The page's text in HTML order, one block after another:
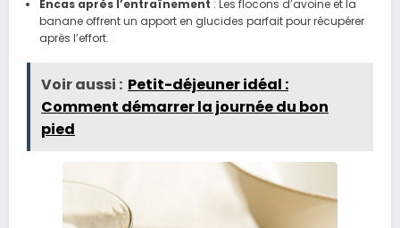
Encas après l’entraînement : Les flocons d’avoine et la
banane offrent un apport en glucides parfait pour récupérer
après l’effort.
Voir aussi : Petit-déjeuner idéal :
Comment démarrer la journée du bon
pied